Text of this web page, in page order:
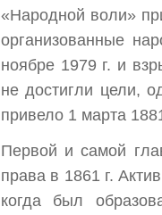
«Народной воли»
организованные
ноябре 1979 г. и
не достигли цели,
привело 1 марта
Первой и самой
права в 1861 г.
когда был